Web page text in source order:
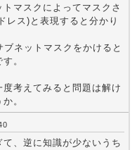
マスクによってマスクさ
レス)と表現すると分かり
ネットマスクをかけると
。
考えてみると問題は解け
。
、逆に知識が少ないうち